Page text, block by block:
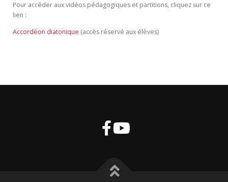
Pour accéder aux vidéos pédagogiques et partitions, cliquez sur ce
lien :
Accordéon diatonique (accès réservé aux élèves)